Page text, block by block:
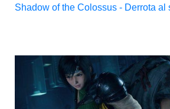
Shadow of the Colossus - Derrota al